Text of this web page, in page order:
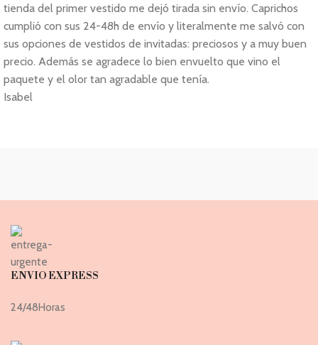
tienda del primer vestido me dejó tirada sin envío. Caprichos
cumplió con sus 24-48h de envío y literalmente me salvó con
sus opciones de vestidos de invitadas: preciosos y a muy buen
precio. Además se agradece lo bien envuelto que vino el
paquete y el olor tan agradable que tenía.
Isabel
ENVIO EXPRESS
24/48Horas